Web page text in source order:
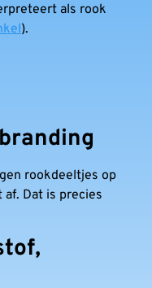
als rook
).
rookdeeltjes op
Dat is precies